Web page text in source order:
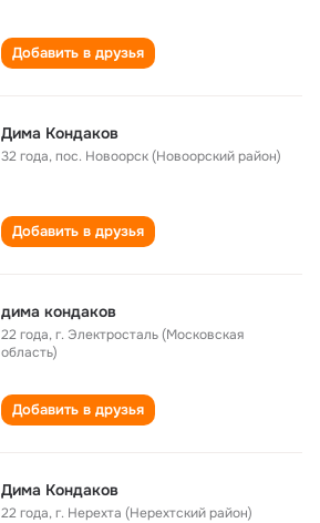
Добавить в друзья
Дима Кондаков
32 года,пос. Новоорск (Новоорский район)
Добавить в друзья
дима кондаков
22 года,г. Электросталь (Московская
область)
Добавить в друзья
Дима Кондаков
22 года,г. Нерехта (Нерехтский район)